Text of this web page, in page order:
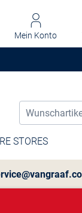
Mein Konto
STORES